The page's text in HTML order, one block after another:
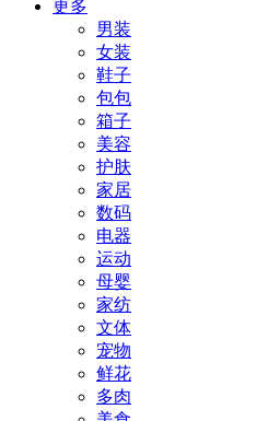
更多
男装
女装
鞋子
包包
箱子
美容
护肤
家居
数码
电器
运动
母婴
家纺
文体
宠物
鲜花
多肉